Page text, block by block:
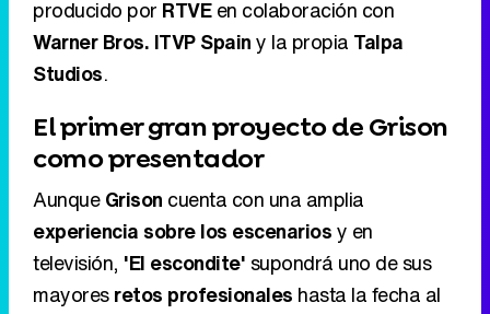
como presentador
AunqueGrisoncuenta con una amplia
experiencia sobre los escenarios
televisión,
supondrá uno de sus
mayoresretos profesionaleshasta la fecha al
asumir el papel de conductor principal de un
gran formato de entretenimiento.